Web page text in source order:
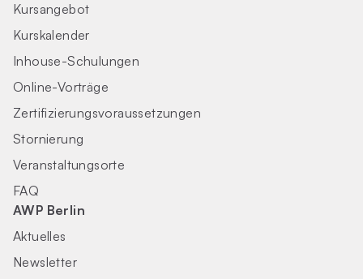
Kursangebot
Kurskalender
Inhouse-Schulungen
Online-Vorträge
Zertifizierungs­voraus­setzungen
Stornierung
Veranstaltungsorte
FAQ
AWP Berlin
Aktuelles
Newsletter